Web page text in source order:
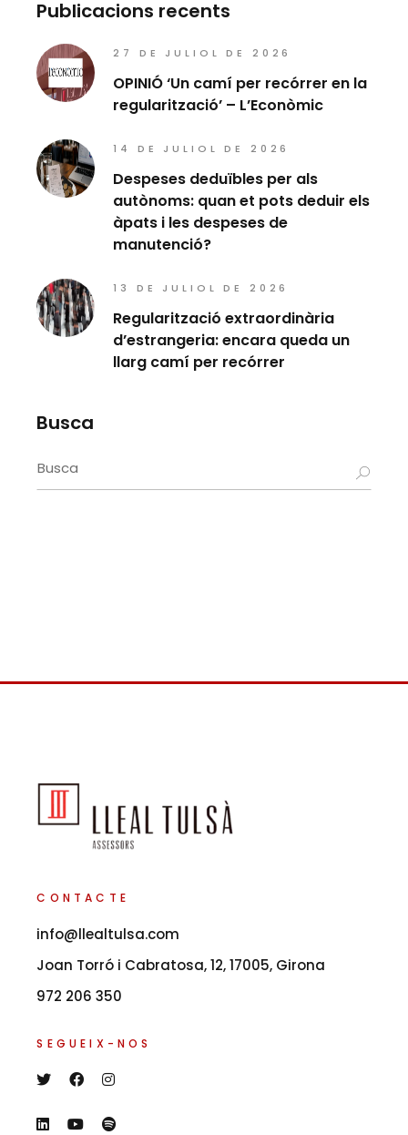
Publicacions recents
27 DE JULIOL DE 2026
OPINIÓ ‘Un camí per recórrer en la
regularització’ – L’Econòmic
14 DE JULIOL DE 2026
Despeses deduïbles per als
autònoms: quan et pots deduir els
àpats i les despeses de
manutenció?
13 DE JULIOL DE 2026
Regularització extraordinària
d’estrangeria: encara queda un
llarg camí per recórrer
Busca
Search
for:
CONTACTE
info@llealtulsa.com
Joan Torró i Cabratosa, 12, 17005, Girona
972 206 350
SEGUEIX-NOS